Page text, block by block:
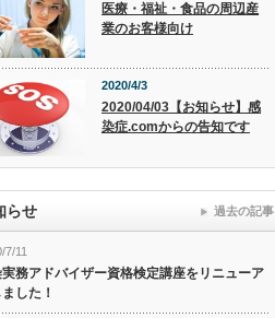
医療・福祉・食品の周辺産
業のお客様向け
2020/4/3
2020/04/03【お知らせ】感
染症.comからの告知です
らせ
7/11
務アドバイザー資格検定講座をリニューア
した！
過去の記事